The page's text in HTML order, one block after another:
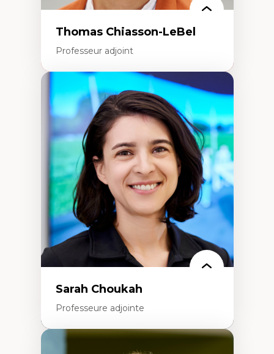
Thomas Chiasson-LeBel
Professeur adjoint
Expertises
Théories du développement
Économie politique comparée
Élites économiques
Sociologie économique
Extractivisme
Classes sociales
Mouvements sociaux
Théories de l’État
Sarah Choukah
Professeure adjointe